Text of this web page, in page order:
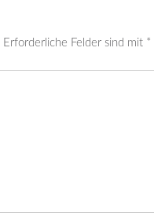
Erforderliche Felder sind mit *